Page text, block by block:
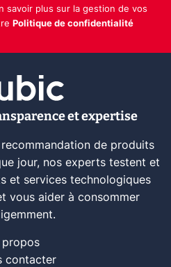
savoir plus sur la gestion de vos
Politique de confidentialité
et expertise
de produits
jour, nos experts testent et
et services technologiques
vous aider à consommer
propos
contacter